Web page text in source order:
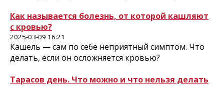
Как называется болезнь, от которой кашляют
с кровью?
2025-03-09 16:21
Кашель — сам по себе неприятный симптом. Что
делать, если он осложняется кровью?
Тарасов день. Что можно и что нельзя делать